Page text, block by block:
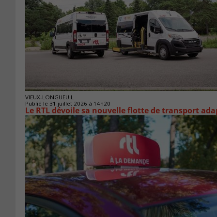
VIEUX-LONGUEUIL
Publié le 31 juillet 2026 à 14h20
Le RTL dévoile sa nouvelle flotte de transport